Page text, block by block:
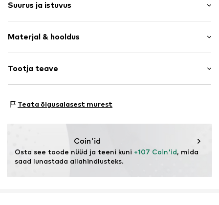
Peidetud tõmblukk
Suurus ja istuvus
Istuvus: Alt kitsenev
Piha kõrgus: Keskmine vöökoht
Suuruste tabel
Materjal & hooldus
Koostis: 100% Polüuretaan - PUR (taaskasutatud)
Tootja teave
75001 PARIS
Teata õigusalasest murest
Coin'id
Osta see toode nüüd ja teeni kuni +107 Coin'id, mida
saad lunastada allahindlusteks.